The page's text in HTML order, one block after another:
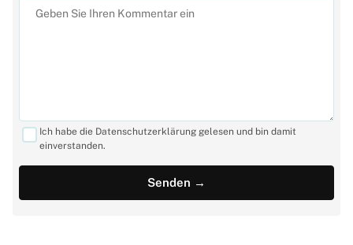
Ich habe die Datenschutzerklärung gelesen und bin damit
einverstanden.